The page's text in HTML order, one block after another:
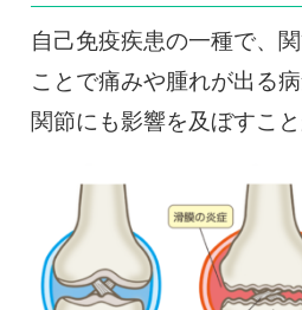
自己免疫疾患の一種で、
ことで痛みや腫れが出る
関節にも影響を及ぼすこと